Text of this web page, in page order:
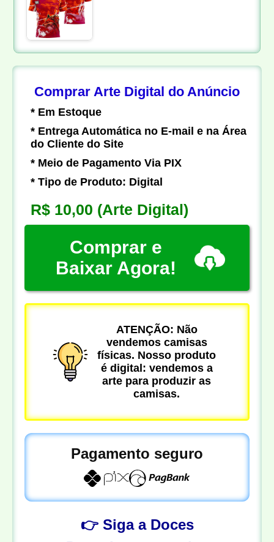
Comprar Arte Digital do Anúncio
* Em Estoque
* Entrega Automática no E-mail e na Área
do Cliente do Site
* Meio de Pagamento Via PIX
* Tipo de Produto: Digital
R$ 10,00 (Arte Digital)
Comprar e
Baixar Agora!
ATENÇÃO: Não
vendemos camisas
físicas. Nosso produto
é digital: vendemos a
arte para produzir as
camisas.
Pagamento seguro
👉 Siga a Doces